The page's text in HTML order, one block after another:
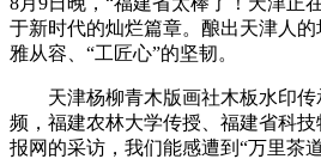
于新时代的灿烂篇章。酿出天津人的
雅从容、“工匠心”的坚韧。
天津杨柳青木版画社木板水印传
频，福建农林大学传授、福建省科
报网的采访，我们能感遭到“万里茶